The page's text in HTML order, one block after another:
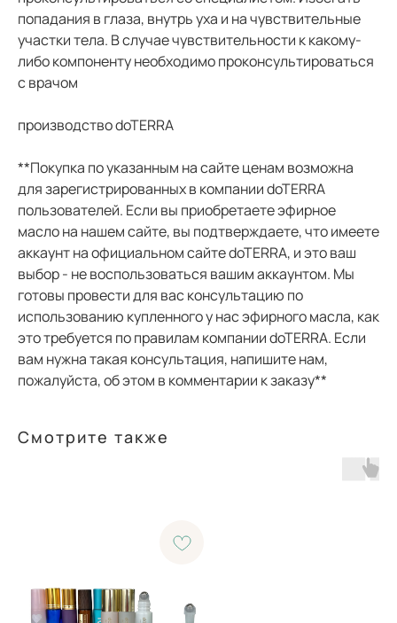
попадания в глаза, внутрь уха и на чувствительные
участки тела. В случае чувствительности к какому-
либо компоненту необходимо проконсультироваться
с врачом
производство doTERRA
**Покупка по указанным на сайте ценам возможна
для зарегистрированных в компании doTERRA
пользователей. Если вы приобретаете эфирное
масло на нашем сайте, вы подтверждаете, что имеете
аккаунт на официальном сайте doTERRA, и это ваш
выбор - не воспользоваться вашим аккаунтом. Мы
готовы провести для вас консультацию по
использованию купленного у нас эфирного масла, как
это требуется по правилам компании doTERRA. Если
вам нужна такая консультация, напишите нам,
пожалуйста, об этом в комментарии к заказу**
Смотрите также